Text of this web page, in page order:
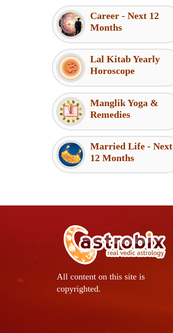
Career - Next 12
Months
Lal Kitab Yearly
Horoscope
Manglik Yoga &
Remedies
Married Life - Next
12 Months
All content on this site is
copyrighted.